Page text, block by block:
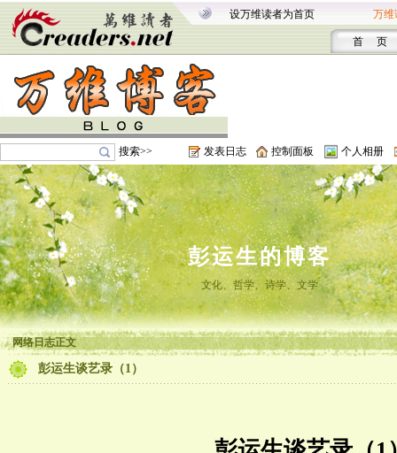
设万维读者为首页 万维
首 页
搜索>> 发表日志 控制面板 个人相册
彭运生的博客
文化、哲学、诗学、文学
网络日志正文
彭运生谈艺录（1）